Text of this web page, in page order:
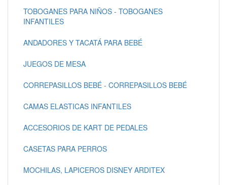
TOBOGANES PARA NIÑOS - TOBOGANES
INFANTILES
ANDADORES Y TACATÁ PARA BEBÉ
JUEGOS DE MESA
CORREPASILLOS BEBÉ - CORREPASILLOS BEBÉ
CAMAS ELASTICAS INFANTILES
ACCESORIOS DE KART DE PEDALES
CASETAS PARA PERROS
MOCHILAS, LAPICEROS DISNEY ARDITEX